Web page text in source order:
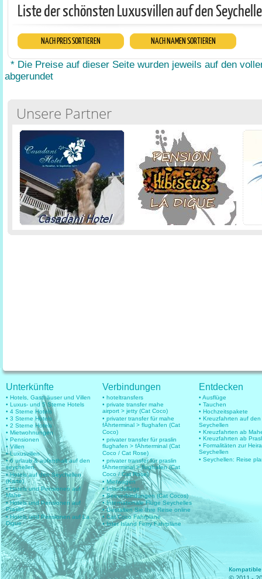
Liste der schönsten Luxusvillen auf den
NACH PREIS SORTIEREN NACH NAMEN SORTIEREN
* Die Preise auf dieser Seite wurden jeweils auf den
abgerundet
Unsere Partner
Unterkünfte
• Hotels, Gasthäuser und Villen
• Luxus- und 5 Sterne Hotels
• 4 Sterne Hotels
• 3 Sterne Hotels
• 2 Sterne Hotels
• Mietwohnungen
• Pensionen
• Villen
• Luxusvillen
• 6 urlaub & aufenthalt auf den
seychellen
• Hotels auf den Seychellen
(Karte)
• Hotels und Pensionen auf
Mahe
• Hotels und Pensionen auf
Praslin
• Hotels und Pensionen auf La
Digue
Verbindungen
• hoteltransfers
• private transfer mahe
airport > jetty (Cat Coco)
• privater transfer für mahe
fÄhrterminal > flughafen (Cat
Coco)
• privater transfer für praslin
flughafen > fÄhrterminal (Cat
Coco / Cat Rose)
• privater transfer für praslin
fÄhrterminal > flughafen (Cat
Coco / Cat Rose)
• Mietwagen
• Inlandsflüge
• Seeverbindungen (Cat Cocos)
• Internationale Flüge Seychelles
• Gestalten Sie Ihre Reise online
• Cat Coco Fahrpläne
• Inter Island Ferry Fahrpläne
Entdecken
• Ausflüge
• Tauchen
• Hochzeitspakete
• Kreuzfahrten auf den
Seychellen
• Kreuzfahrten ab
• Kreuzfahrten ab
• Formalitäten zur
Seychellen
• Seychellen: Reise